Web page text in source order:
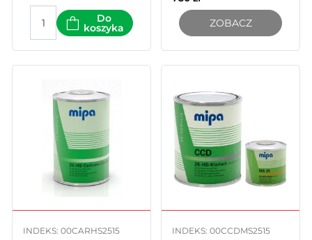
Do
koszyka
ZOBACZ
INDEKS: 00CARHS2515 INDEKS: 00CCDMS2515